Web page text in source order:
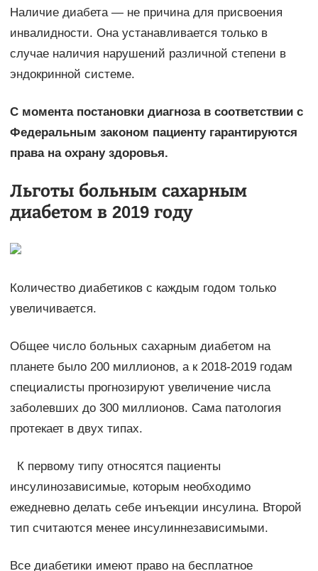
Наличие диабета — не причина для присвоения
инвалидности. Она устанавливается только в
случае наличия нарушений различной степени в
эндокринной системе.
С момента постановки диагноза в соответствии с
Федеральным законом пациенту гарантируются
права на охрану здоровья.
Льготы больным сахарным
диабетом в 2019 году
Количество диабетиков с каждым годом только
увеличивается.
Общее число больных сахарным диабетом на
планете было 200 миллионов, а к 2018-2019 годам
специалисты прогнозируют увеличение числа
заболевших до 300 миллионов. Сама патология
протекает в двух типах.
К первому типу относятся пациенты
инсулинозависимые, которым необходимо
ежедневно делать себе инъекции инсулина. Второй
тип считаются менее инсулиннезависимыми.
Все диабетики имеют право на бесплатное